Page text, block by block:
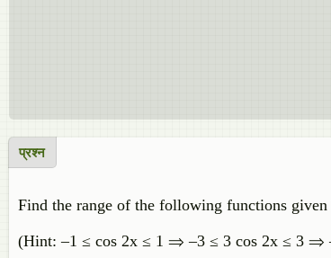
प्रश्न
Find the range of the following functions
(Hint: –1 ≤ cos 2x ≤ 1 ⇒ –3 ≤ 3 cos 2x ≤ 3 ⇒